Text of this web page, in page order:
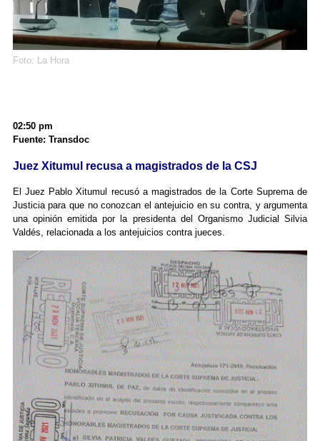
Foto: La Hora
02:50 pm
Fuente: Transdoc
Juez Xitumul recusa a magistrados de la CSJ
El Juez Pablo Xitumul recusó a magistrados de la Corte Suprema de
Justicia para que no conozcan el antejuicio en su contra, y argumenta
una opinión emitida por la presidenta del Organismo Judicial Silvia
Valdés, relacionada a los antejuicios contra jueces.